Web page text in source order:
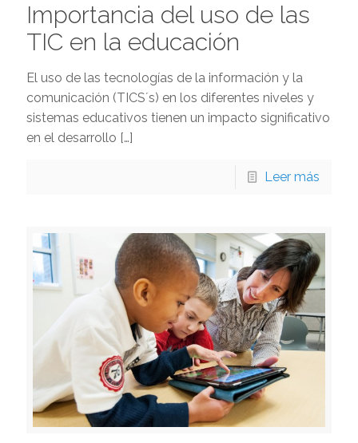
Importancia del uso de las
TIC en la educación
El uso de las tecnologías de la información y la
comunicación (TICS´s) en los diferentes niveles y
sistemas educativos tienen un impacto significativo
en el desarrollo […]
Leer más